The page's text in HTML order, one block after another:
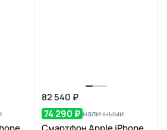
82 540 ₽
74 290 ₽ наличными